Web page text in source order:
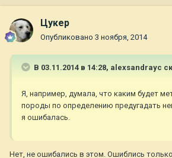
Цукер
Опубликовано 3 ноября, 2014
В 03.11.2014 в 14:28, alexsandrayc
Я, например, думала, что каким будет
породы по определению предугадать
я ошибалась.
Нет, не ошибались в этом. Ошиблись